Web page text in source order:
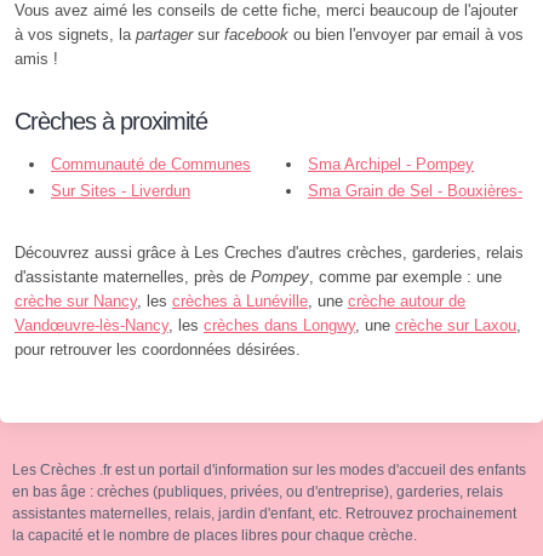
Vous avez aimé les conseils de cette fiche, merci beaucoup de l'ajouter
à vos signets, la partagersur facebook ou bien l'envoyer par email à vos
amis !
Crèches à proximité
Communauté de Communes
du Bassin - Pompey
Sma Archipel - Pompey
Sur Sites - Liverdun
Sma Grain de Sel - Bouxières-
Découvrez aussi grâce à Les Creches d'autres crèches, garderies, relais
d'assistante maternelles, près de Pompey, comme par exemple : une
crèche sur Nancy, les crèches à Lunéville, une crèche autour de
Vandœuvre-lès-Nancy, les crèches dans Longwy, une crèche sur Laxou,
pour retrouver les coordonnées désirées.
Les Crèches .fr est un portail d'information sur les modes d'accueil des enfants
en bas âge : crèches (publiques, privées, ou d'entreprise), garderies, relais
assistantes maternelles, relais, jardin d'enfant, etc. Retrouvez prochainement
la capacité et le nombre de places libres pour chaque crèche.